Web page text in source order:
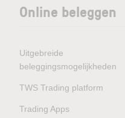
Online beleggen
Uitgebreide
beleggingsmogelijkheden
TWS Trading platform
Trading Apps